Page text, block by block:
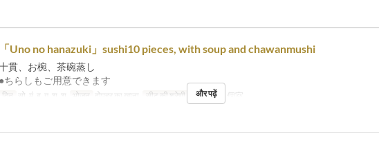
「Uno no hanazuki」sushi10 pieces, with soup and chawanmushi
貫、お椀、茶碗蒸し
●ちらしもご用意できます
दिन सो, मं, बु, गु, शु, श भोजन दोपहर का खाना सीट की श्रेणी テーブル, 個室
और पढ़ें